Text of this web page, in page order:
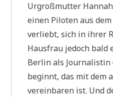
Urgroßmutter
einen Piloten aus
verliebt, sich in ihrer
Hausfrau jedoch
Berlin als Journalistin
beginnt, das mit dem
vereinbaren ist. Und